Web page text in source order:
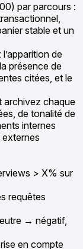
par parcours :
stable et un
de
présence de
citées, et le
archivez chaque
de tonalité de
internes
> X% sur
requêtes
→ négatif,
en compte